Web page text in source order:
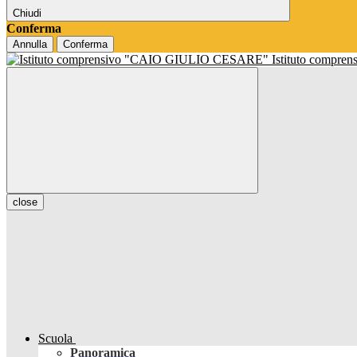
Chiudi
Conferma
Annulla Conferma
Istituto
close
Scuola
Panoramica